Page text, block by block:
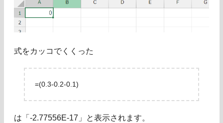
式をカッコでくくった
=(0.3-0.2-0.1)
は「-2.77556E-17」と表示されます。